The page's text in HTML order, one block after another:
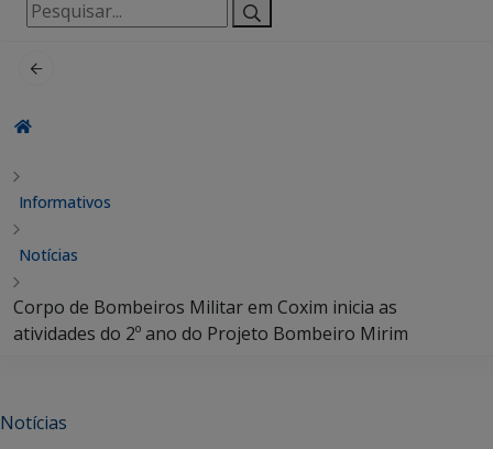
Pesquisar
por:
Informativos
Notícias
Corpo de Bombeiros Militar em Coxim inicia as
atividades do 2º ano do Projeto Bombeiro Mirim
Notícias